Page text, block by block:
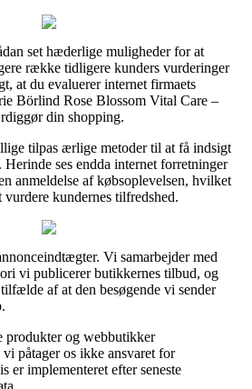
set hæderlige muligheder for at
række tidligere kunders vurderinger
at du evaluerer internet firmaets
Börlind Rose Blossom Vital Care –
din shopping.
tilpas ærlige metoder til at få indsigt
ses endda internet forretninger
anmeldelse af købsoplevelsen, hvilket
kundernes tilfredshed.
Vi samarbejder med
vi publicerer butikkernes tilbud, og
af at den besøgende vi sender
produkter og webbutikker
påtager os ikke ansvaret for
er implementeret efter seneste